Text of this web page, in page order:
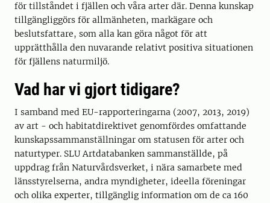
för tillståndet i fjällen och våra arter där. Denna kunskap
tillgängliggörs för allmänheten, markägare och
beslutsfattare, som alla kan göra något för att
upprätthålla den nuvarande relativt positiva situationen
för fjällens naturmiljö.
Vad har vi gjort tidigare?
I samband med EU-rapporteringarna (2007, 2013, 2019)
av art - och habitatdirektivet genomfördes omfattande
kunskapssammanställningar om statusen för arter och
naturtyper. SLU Artdatabanken sammanställde, på
uppdrag från Naturvårdsverket, i nära samarbete med
länsstyrelserna, andra myndigheter, ideella föreningar
och olika experter, tillgänglig information om de ca 160